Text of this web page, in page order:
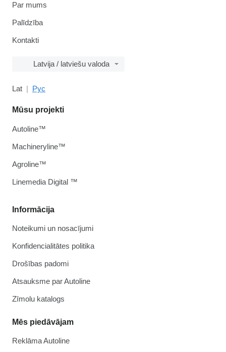
Par mums
Palīdzība
Kontakti
Latvija / latviešu valoda
Lat Рус
Informācija
Noteikumi un nosacījumi
Konfidencialitātes politika
Drošības padomi
Atsauksme par Autoline
Zīmolu katalogs
Mēs piedāvājam
Reklāma Autoline
Mūsu projekti
Autoline™
Machineryline™
Agroline™
Linemedia Digital ™